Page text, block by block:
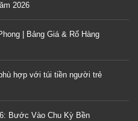
2026
| Bảng Giá & Rổ Hàng
hợp với túi tiền người trẻ
Bước Vào Chu Kỳ Bền